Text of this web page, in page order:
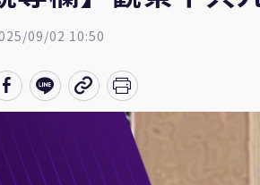
09/02 10:50